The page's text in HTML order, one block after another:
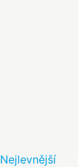
Nejlevnější